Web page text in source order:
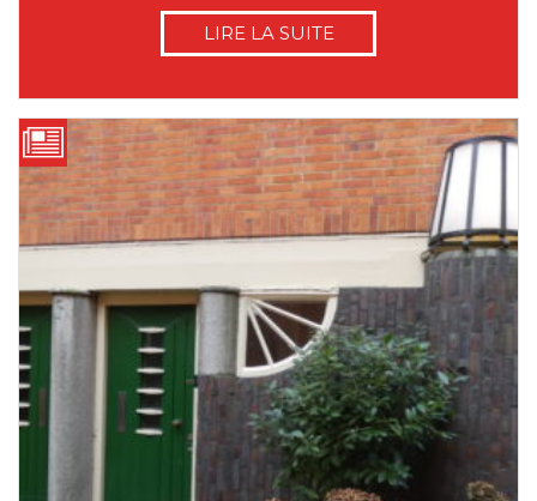
LIRE LA SUITE